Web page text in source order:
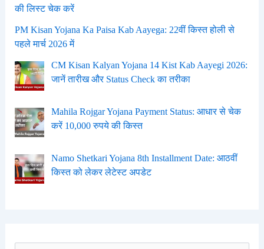
की लिस्ट चेक करें
PM Kisan Yojana Ka Paisa Kab Aayega: 22वीं किस्त होली से
पहले मार्च 2026 में
CM Kisan Kalyan Yojana 14 Kist Kab Aayegi 2026:
जानें तारीख और Status Check का तरीका
Mahila Rojgar Yojana Payment Status: आधार से चेक
करें 10,000 रुपये की किस्त
Namo Shetkari Yojana 8th Installment Date: आठवीं
किस्त को लेकर लेटेस्ट अपडेट